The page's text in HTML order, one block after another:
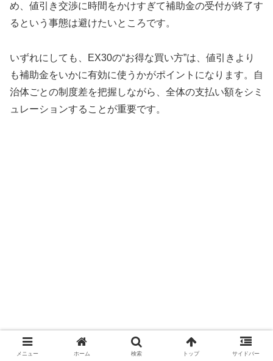
め、値引き交渉に時間をかけすぎて補助金の受付が終了す
るという事態は避けたいところです。
いずれにしても、EX30の“お得な買い方”は、値引きより
も補助金をいかに有効に使うかがポイントになります。自
治体ごとの制度差を把握しながら、全体の支払い額をシミ
ュレーションすることが重要です。
メニュー ホーム 検索 トップ サイドバー